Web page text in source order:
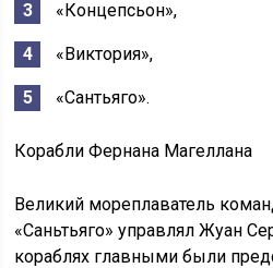
«Концепсьон»,
«Виктория»,
«Сантьяго».
Корабли Фернана Магеллана
Великий мореплаватель
«Саньтьяго» управлял Жуан
кораблях главными были